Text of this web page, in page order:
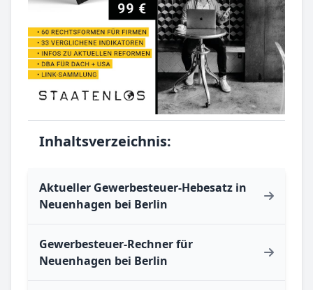
Inhaltsverzeichnis:
Aktueller Gewerbesteuer-Hebesatz in
Neuenhagen bei Berlin
Gewerbesteuer-Rechner für
Neuenhagen bei Berlin